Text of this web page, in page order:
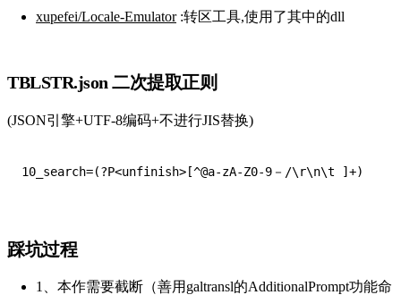
xupefei/Locale-Emulator:转区工具,使用了其中的dll
TBLSTR.json 二次提取正则
(JSON引擎+UTF-8编码+不进行JIS替换)
踩坑过程
1、本作需要截断（善用galtransl的AdditionalPrompt功能命